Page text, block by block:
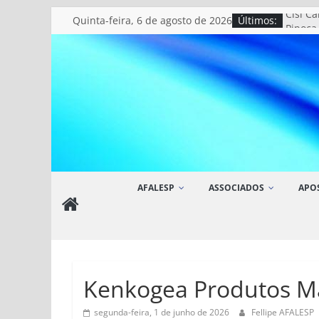
Pular
para
quinta-feira, 6 de agosto de 2026 Últimos:
Cisi
Lilian
Meg
AFALESP
Site
Assembleia
AFALESP ASSOCIADOS
Kenkogea Produtos
segunda-feira, 1 de junho de 2026 Fellipe AFALESP